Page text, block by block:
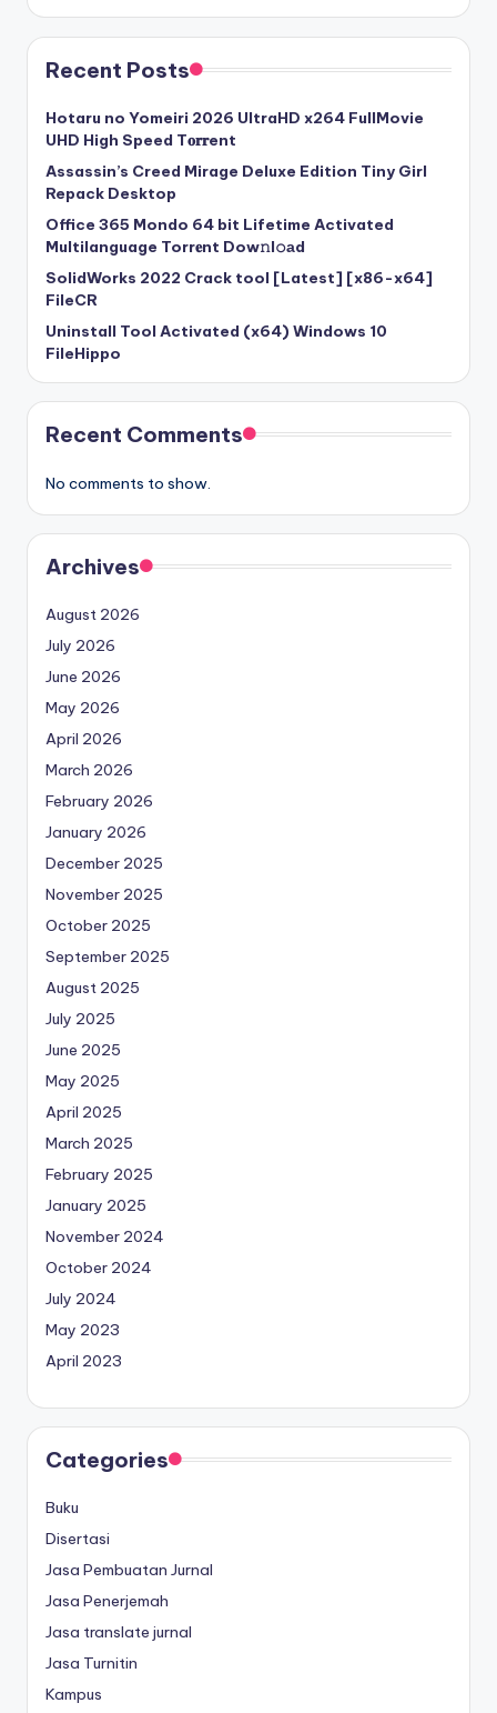
Recent Posts
Hotaru no Yomeiri 2026 UltraHD x264 FullMovie
UHD High Speed T𝐨𝐫𝐫ent
Assassin’s Creed Mirage Deluxe Edition Tiny Girl
Repack Desktop
Office 365 Mondo 64 bit Lifetime Activated
Multilanguage Torr𝐞nt Dow𝚗l𝚘аd
SolidWorks 2022 Crack tool [Latest] [x86-x64]
FileCR
Uninstall Tool Activated (x64) Windows 10
FileHippo
Recent Comments
No comments to show.
Archives
August 2026
July 2026
June 2026
May 2026
April 2026
March 2026
February 2026
January 2026
December 2025
November 2025
October 2025
September 2025
August 2025
July 2025
June 2025
May 2025
April 2025
March 2025
February 2025
January 2025
November 2024
October 2024
July 2024
May 2023
April 2023
Categories
Buku
Disertasi
Jasa Pembuatan Jurnal
Jasa Penerjemah
Jasa translate jurnal
Jasa Turnitin
Kampus